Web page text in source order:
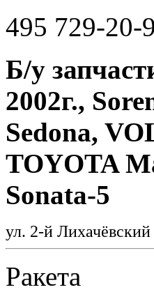
495 729-20-
Б/у
2002г.,
Sedona,
TOYOTA
Sonata-5
ул. 2-й
Ракета